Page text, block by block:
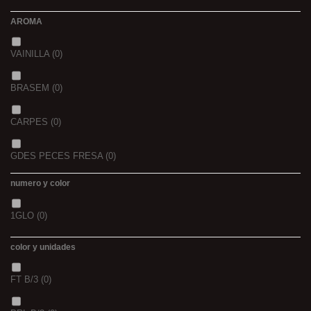
2,3
AROMA
VAINILLA(0)
BRASEM (0)
CARPES (0)
GDES PECES FRESA(0)
GDES. PECES MAIZ
GDES. PECES SCOPEX
numero y color
1GLO (0)
color y unidades
FT B/3 (0)